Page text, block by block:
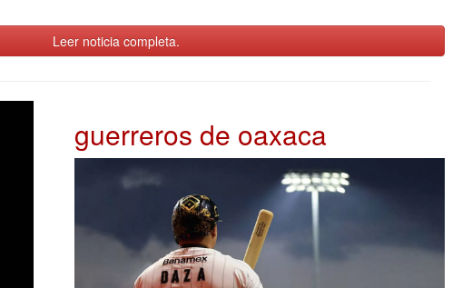
Leer noticia completa.
guerreros de oaxaca